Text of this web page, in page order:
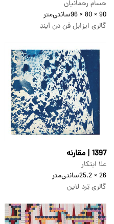
حسام رحمانیان
90 × 80 × 96
سانتی‌متر
گالری ایزابل فن دن آیندِ
1397 | مقارنه
علا ابتکار
26 × 25.2
سانتی‌متر
گالری تِرد لاین